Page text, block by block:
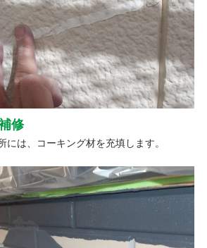
修
には、コーキング材を充填します。